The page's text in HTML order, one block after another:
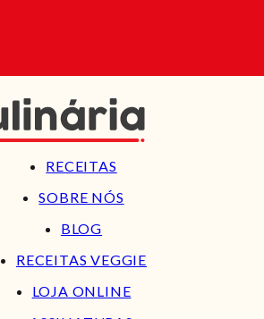
RECEITAS
SOBRE NÓS
BLOG
RECEITAS VEGGIE
LOJA ONLINE